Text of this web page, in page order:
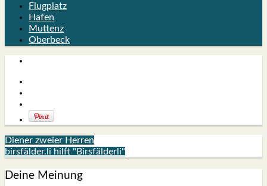
Flugplatz
Hafen
Muttenz
Oberbeck
Diener zweier Herren
birsfälder.li hilft "Birsfälderli"
Deine Meinung